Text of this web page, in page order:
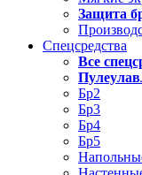
Защита
Спецсредства
Все
Бр2
Бр3
Бр4
Бр5